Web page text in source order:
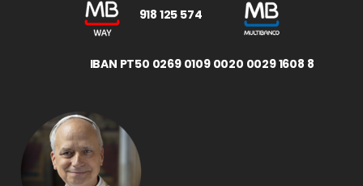
918 125 574
IBAN PT50 0269 0109 0020 0029 1608 8